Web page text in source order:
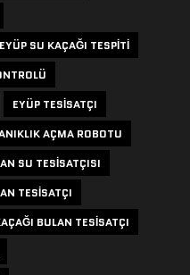
EYÜP SU KAÇAĞI TESPITI
EYÜP TESISATÇI
AÇMA ROBOTU
SU TESISATÇISI
TESISATÇI
BULAN TESISATÇI